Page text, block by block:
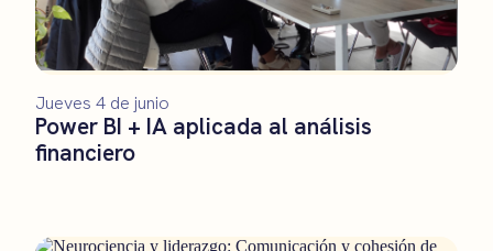
Power BI + IA aplicada al análisis
financiero
Jueves 4 de junio